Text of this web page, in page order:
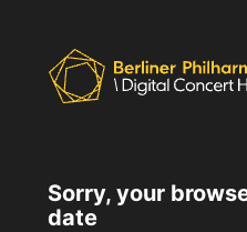
Sorry, your
date